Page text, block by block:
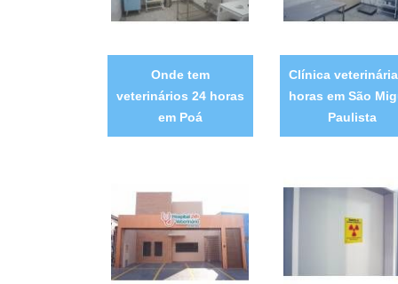
Onde tem
veterinários 24 horas
em Poá
Clínica
horas em São
Paulista